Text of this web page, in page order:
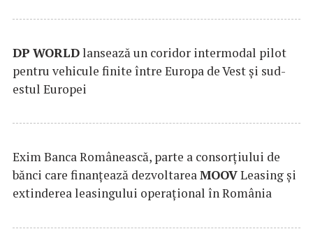
DP WORLDlansează un coridor intermodal pilot
pentru vehicule finite între Europa de Vest și sud-
estul Europei
Exim Banca Românească, parte a consorțiului de
bănci care finanțează dezvoltareaMOOVLeasing și
extinderea leasingului operațional în România